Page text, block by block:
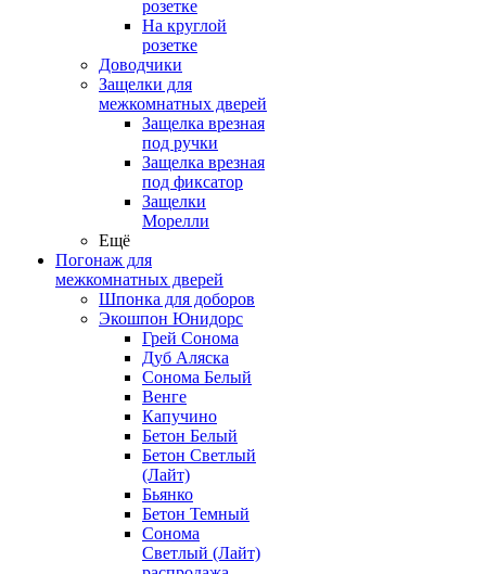
розетке
На круглой
розетке
Доводчики
Защелки для
межкомнатных дверей
Защелка врезная
под ручки
Защелка врезная
под фиксатор
Защелки
Морелли
Ещё
Погонаж для
межкомнатных дверей
Шпонка для доборов
Экошпон Юнидорс
Грей Сонома
Дуб Аляска
Сонома Белый
Венге
Капучино
Бетон Белый
Бетон Светлый
(Лайт)
Бьянко
Бетон Темный
Сонома
Светлый (Лайт)